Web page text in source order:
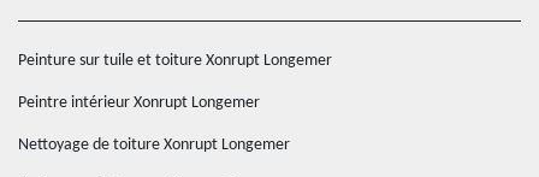
Peinture sur tuile et toiture Xonrupt Longemer
Peintre intérieur Xonrupt Longemer
Nettoyage de toiture Xonrupt Longemer